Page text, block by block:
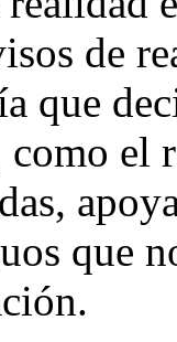
de
que
el
que